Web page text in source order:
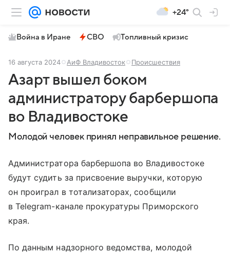
+24°
Война в Иране СВО Топливный кризис
16 августа 2024 АиФ Владивосток Происшествия
Азарт вышел боком
администратору барбершопа
во Владивостоке
Молодой человек принял неправильное решение.
Администратора барбершопа во Владивостоке
будут судить за присвоение выручки, которую
он проиграл в тотализаторах, сообщили
в Telegram-канале прокуратуры Приморского
края.
По данным надзорного ведомства, молодой